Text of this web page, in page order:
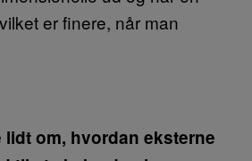
er finere, når man
om, hvordan eksterne